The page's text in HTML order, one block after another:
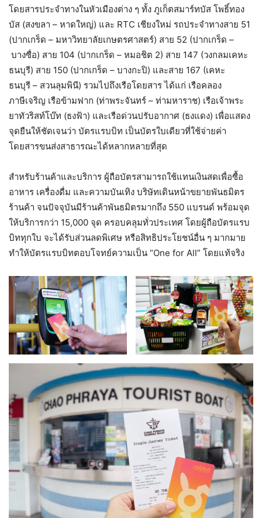
โดยสารประจำทางในหัวเมืองต่าง ๆ ทั้ง ภูเก็ตสมาร์ทบัส โพธิ์ทอง
บัส (สงขลา – หาดใหญ่) และ RTC เชียงใหม่ รถประจำทางสาย 51
(ปากเกร็ด – มหาวิทยาลัยเกษตรศาสตร์) สาย 52 (ปากเกร็ด –
บางซื่อ) สาย 104 (ปากเกร็ด – หมอชิต 2) สาย 147 (วงกลมเคหะ
ธนบุรี) สาย 150 (ปากเกร็ด – บางกะปิ) และสาย 167 (เคหะ
ธนบุรี – สวนลุมพินี) รวมไปถึงเรือโดยสาร ได้แก่ เรือคลอง
ภาษีเจริญ เรือข้ามฟาก (ท่าพระจันทร์ – ท่ามหาราช) เรือเจ้าพระ
ยาทัวริสท์โบ๊ท (ธงฟ้า) และเรือด่วนปรับอากาศ (ธงแดง) เพื่อแสดง
จุดยืนให้ชัดเจนว่า บัตรแรบบิท เป็นบัตรใบเดียวที่ใช้จ่ายค่า
โดยสารขนส่งสาธารณะได้หลากหลายที่สุด
สำหรับร้านค้าและบริการ ผู้ถือบัตรสามารถใช้แทนเงินสดเพื่อซื้อ
อาหาร เครื่องดื่ม และความบันเทิง บริษัทเดินหน้าขยายพันธมิตร
ร้านค้า จนปัจจุบันมีร้านค้าพันธมิตรมากถึง 550 แบรนด์ พร้อมจุด
ให้บริการกว่า 15,000 จุด ครอบคลุมทั่วประเทศ โดยผู้ถือบัตรแรบ
บิททุกใบ จะได้รับส่วนลดพิเศษ หรือสิทธิประโยชน์อื่น ๆ มากมาย
ทำให้บัตรแรบบิทตอบโจทย์ความเป็น “One for All” โดยแท้จริง